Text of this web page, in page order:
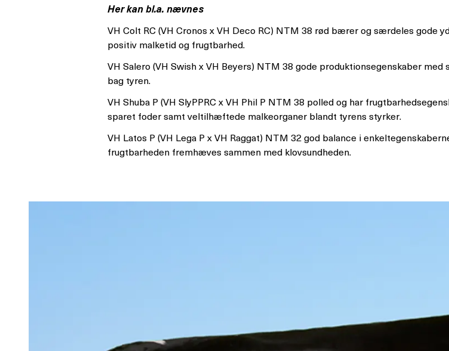
Her kan bl.a. nævnes
VH Colt RC (VH Cronos x VH Deco RC) NTM 38 rød bærer og særdeles gode
positiv malketid og frugtbarhed.
VH Salero (VH Swish x VH Beyers) NTM 38 gode produktionsegenskaber
bag tyren.
VH Shuba P (VH SlyPPRC x VH Phil P NTM 38 polled og har
sparet foder samt veltilhæftede malkeorganer blandt tyrens styrker.
VH Latos P (VH Lega P x VH Raggat) NTM 32 god balance i
frugtbarheden fremhæves sammen med klovsundheden.